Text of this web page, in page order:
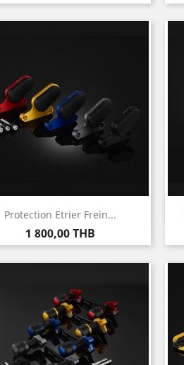
Protection Etrier Frein...
Prix
1 800,00 THB
Aperçu rapide